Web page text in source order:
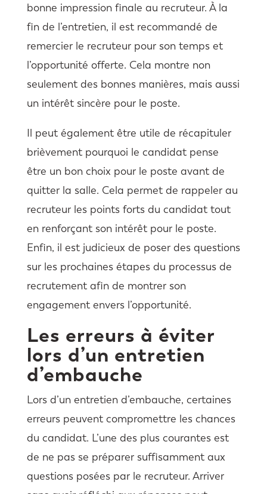
bonne impression finale au recruteur. À la
fin de l’entretien, il est recommandé de
remercier le recruteur pour son temps et
l’opportunité offerte. Cela montre non
seulement des bonnes manières, mais aussi
un intérêt sincère pour le poste.
Il peut également être utile de récapituler
brièvement pourquoi le candidat pense
être un bon choix pour le poste avant de
quitter la salle. Cela permet de rappeler au
recruteur les points forts du candidat tout
en renforçant son intérêt pour le poste.
Enfin, il est judicieux de poser des questions
sur les prochaines étapes du processus de
recrutement afin de montrer son
engagement envers l’opportunité.
Les erreurs à éviter
lors d’un entretien
d’embauche
Lors d’un entretien d’embauche, certaines
erreurs peuvent compromettre les chances
du candidat. L’une des plus courantes est
de ne pas se préparer suffisamment aux
questions posées par le recruteur. Arriver